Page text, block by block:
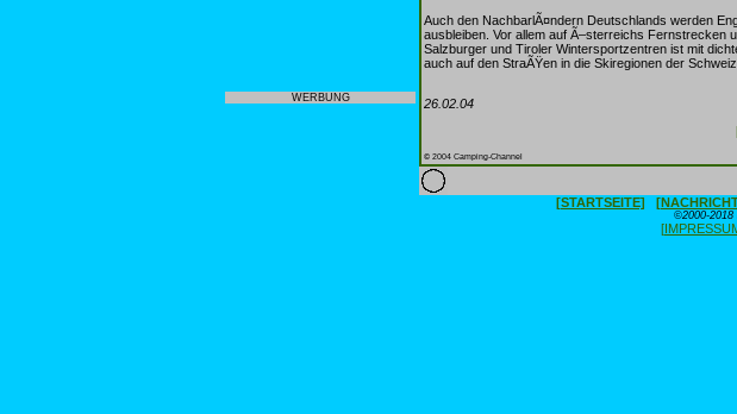
WERBUNG
Auch den NachbarlÃ¤ndern Deutschlands werden
ausbleiben. Vor allem auf Ã–sterreichs Fernstrecken
Salzburger und Tiroler Wintersportzentren ist mit
auch auf den StraÃŸen in die Skiregionen der
26.02.04
© 2004 Camping-Channel
[STARTSEITE]
©2000-2018